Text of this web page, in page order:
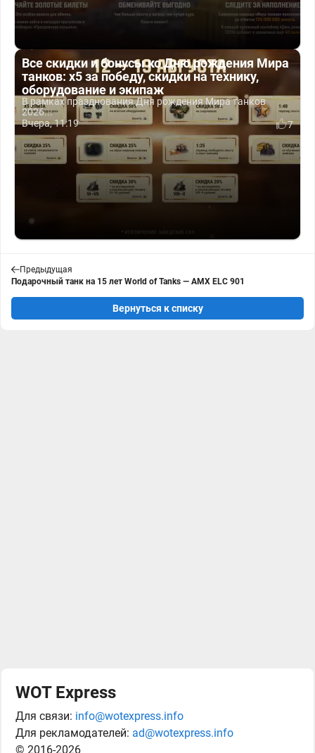
Все скидки и бонусы ко Дню рождения Мира
танков: x5 за победу, скидки на технику,
оборудование и экипаж
В рамках празднования Дня рождения Мира танков
2026...
Вчера, 11:19
7
Предыдущая
Подарочный танк на 15 лет World of Tanks — AMX ELC 901
Вернуться к списку
WOT Express
Для связи: info@wotexpress.info
Для рекламодателей: ad@wotexpress.info
© 2016-2026